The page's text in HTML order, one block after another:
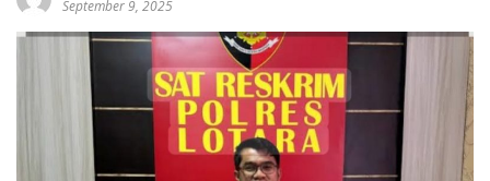
September 9, 2025